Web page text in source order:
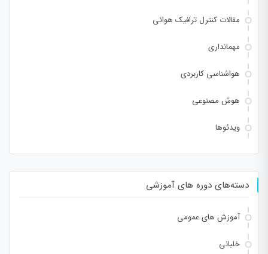
مقالات کنترل ترافیک هوائی
مهمانداری
هواشناسی کاربردی
هوش مصنوعی
ویدئوها
دسته‌های دوره های آموزشی
آموزش های عمومی
خلبانی